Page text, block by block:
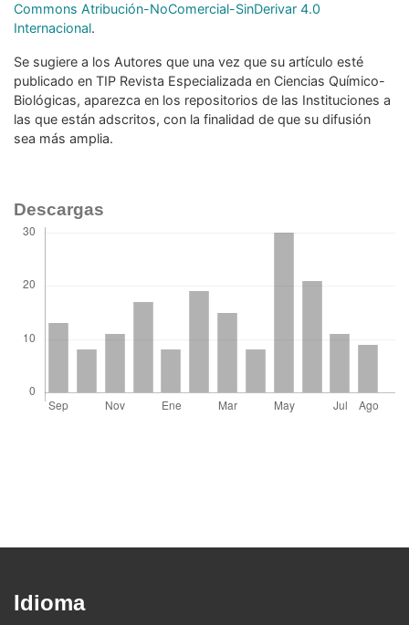
Commons Atribución-NoComercial-SinDerivar 4.0
Internacional.
Se sugiere a los Autores que una vez que su artículo esté
publicado en TIP Revista Especializada en Ciencias Químico-
Biológicas, aparezca en los repositorios de las Instituciones a
las que están adscritos, con la finalidad de que su difusión
sea más amplia.
Descargas
Idioma